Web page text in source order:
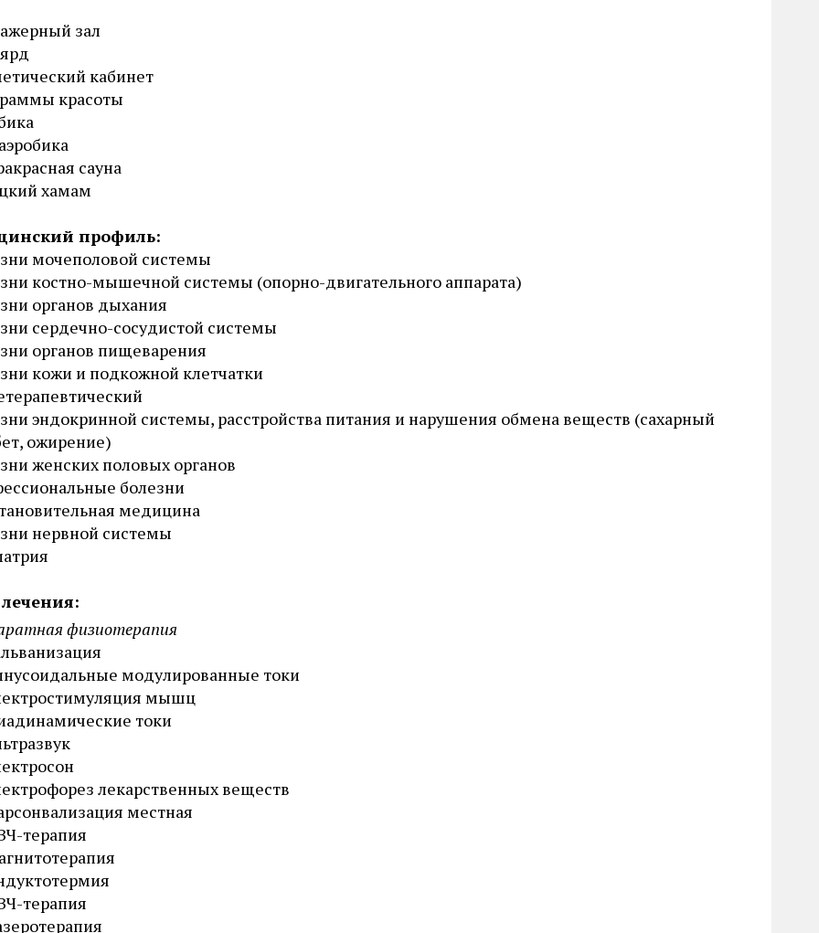
зал
кабинет
красоты
сауна
хамам
профиль:
мочеполовой системы
костно-мышечной системы (опорно-двигательного аппарата)
органов дыхания
сердечно-сосудистой системы
органов пищеварения
кожи и подкожной клетчатки
эндокринной системы, расстройства питания и нарушения обмена веществ (сахарный
ожирение)
женских половых органов
болезни
медицина
нервной системы
физиотерапия
модулированные токи
мышц
токи
лекарственных веществ
местная
терапия
терапия